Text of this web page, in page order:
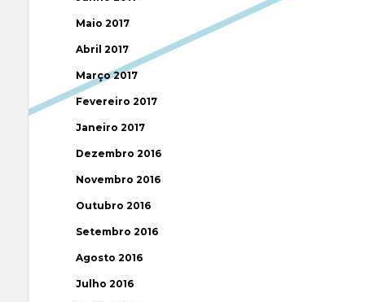
Maio 2017
Abril 2017
Março 2017
Fevereiro 2017
Janeiro 2017
Dezembro 2016
Novembro 2016
Outubro 2016
Setembro 2016
Agosto 2016
Julho 2016